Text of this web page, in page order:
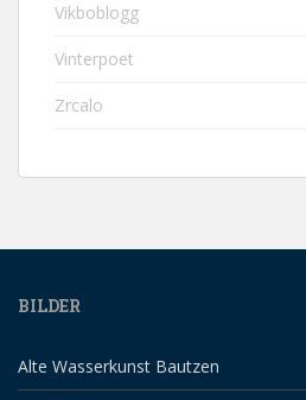
Vikboblogg
Vinterpoet
Zrcalo
BILDER
Alte Wasserkunst Bautzen